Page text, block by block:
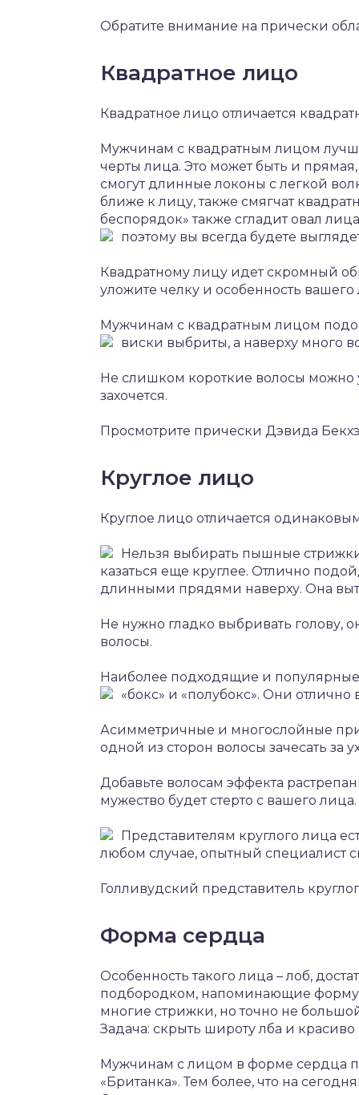
Обратите внимание на прически
Квадратное лицо
Квадратное лицо отличается
Мужчинам с квадратным лицом
черты лица. Это может быть и
смогут длинные локоны с легкой
ближе к лицу, также смягчат
беспорядок» также сгладит овал
поэтому вы всегда будете
Квадратному лицу идет скромный
уложите челку и особенность вашего
Мужчинам с квадратным лицом
виски выбриты, а наверху много
Не слишком короткие волосы можно
захочется.
Просмотрите прически Дэвида
Круглое лицо
Круглое лицо отличается
Нельзя выбирать пышные
казаться еще круглее. Отлично
длинными прядями наверху. Она
Не нужно гладко выбривать голову,
волосы.
Наиболее подходящие и
«бокс» и «полубокс». Они отлично
Асимметричные и многослойные
одной из сторон волосы зачесать за
Добавьте волосам эффекта
мужество будет стерто с вашего лица.
Представителям круглого лица
любом случае, опытный специалист
Голливудский представитель
Форма сердца
Особенность такого лица – лоб,
подбородком, напоминающие форму
многие стрижки, но точно не
Задача: скрыть широту лба и
Мужчинам с лицом в форме сердца
«Британка». Тем более, что на